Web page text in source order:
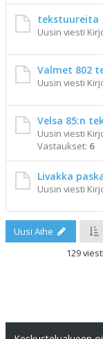
tekstuureita
Uusin viesti
Valmet 802
Uusin viesti
Velsa 85:n
Uusin viesti
Vastaukset: 6
Livakka
Uusin viesti
Uusi Aihe
129